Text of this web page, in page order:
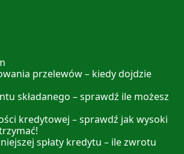
przelewów – kiedy dojdzie
składanego – sprawdź ile możesz
kredytowej – sprawdź jak wysoki
spłaty kredytu – ile zwrotu